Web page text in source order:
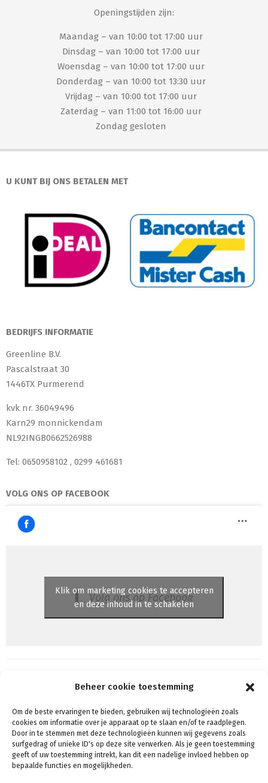
Beheer cookie toestemming
Om de beste ervaringen te bieden, gebruiken wij technologieën zoals
cookies om informatie over je apparaat op te slaan en/of te raadplegen.
Door in te stemmen met deze technologieën kunnen wij gegevens zoals
surfgedrag of unieke ID's op deze site verwerken. Als je geen toestemming
geeft of uw toestemming intrekt, kan dit een nadelige invloed hebben op
bepaalde functies en mogelijkheden.
Openingstijden zijn:
Maandag – van 10:00 tot 17:00 uur
Dinsdag – van 10:00 tot 17:00 uur
Woensdag – van 10:00 tot 17:00 uur
Donderdag – van 10:00 tot 13:30 uur
Vrijdag – van 10:00 tot 17:00 uur
Zaterdag – van 11:00 tot 16:00 uur
Zondag gesloten
U KUNT BIJ ONS BETALEN MET
BEDRIJFS INFORMATIE
Greenline B.V.
Pascalstraat 30
1446TX Purmerend
kvk nr. 36049496
Karn29 monnickendam
NL92INGB0662526988
Tel: 0650958102 , 0299 461681
VOLG ONS OP FACEBOOK
Volg ons op Facebook
Klik om marketing cookies te accepteren
en deze inhoud in te schakelen
Algemene voorwaarden
Voorwaarden & condities
Cookiebeleid (EU)
Privacy